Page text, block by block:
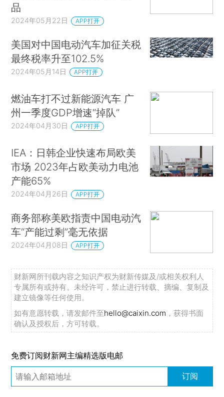
品
2024年05月22日 APP打开
美国对中国电动汽车加征关税
最终税率升至102.5%
2024年05月14日 APP打开
燃油车打不过新能源汽车 广
州一季度GDP增速“掉队”
2024年04月30日 APP打开
IEA：日韩企业快速布局欧美
市场 2023年占欧美动力电池
产能65%
2024年04月26日 APP打开
商务部称美欧指责中国电动汽
车“产能过剩”毫无依据
2024年04月08日 APP打开
财新网所刊载内容之知识产权为财新传媒及/或相关权利人
专属所有或持有。未经许可，禁止进行转载、摘编、复制及
建立镜像等任何使用。
如有意愿转载，请发邮件至hello@caixin.com ，获得书面
确认及授权后，方可转载。
免费订阅财新网主编精选版电邮
订阅